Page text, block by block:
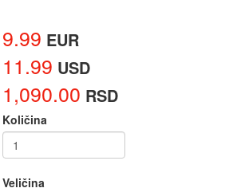
9.99 EUR
11.99 USD
1,090.00 RSD
Količina
Veličina